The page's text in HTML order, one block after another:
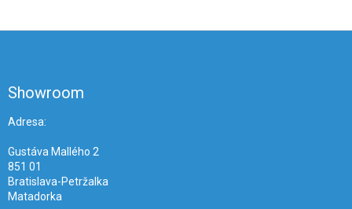
Showroom
Adresa:
Gustáva Mallého 2
851 01
Bratislava-Petržalka
Matadorka